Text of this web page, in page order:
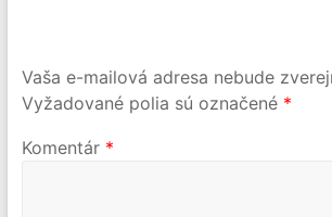
Vaša e-mailová adresa nebude
Vyžadované polia sú označené *
Komentár *